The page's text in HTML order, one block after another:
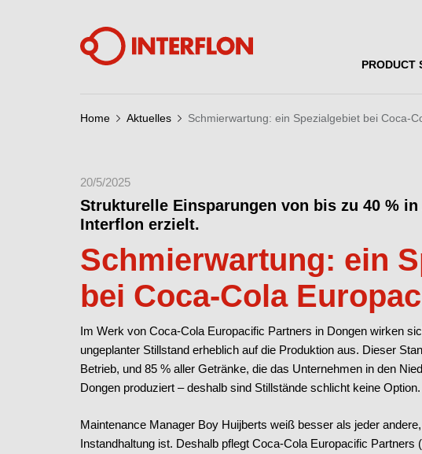
PRODUCT
Home Aktuelles Schmierwartung: ein Spezialgebiet bei Coca-
20/5/2025
Strukturelle Einsparungen von bis zu 40 %
Interflon erzielt.
Schmierwartung: ein
bei Coca-Cola
Im Werk von Coca-Cola Europacific Partners in Dongen wirken
ungeplanter Stillstand erheblich auf die Produktion aus. Dieser
Betrieb, und 85 % aller Getränke, die das Unternehmen in den
Dongen produziert – deshalb sind Stillstände schlicht keine Option.
Maintenance Manager Boy Huijberts weiß besser als jeder
Instandhaltung ist. Deshalb pflegt Coca-Cola Europacific Partners